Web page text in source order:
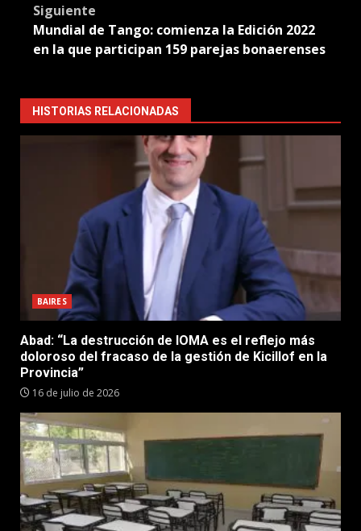
Siguiente
Mundial de Tango: comienza la Edición 2022
en la que participan 159 parejas bonaerenses
HISTORIAS RELACIONADAS
BAIRES
Abad: “La destrucción de IOMA es el reflejo más
doloroso del fracaso de la gestión de Kicillof en la
Provincia”
16 de julio de 2026